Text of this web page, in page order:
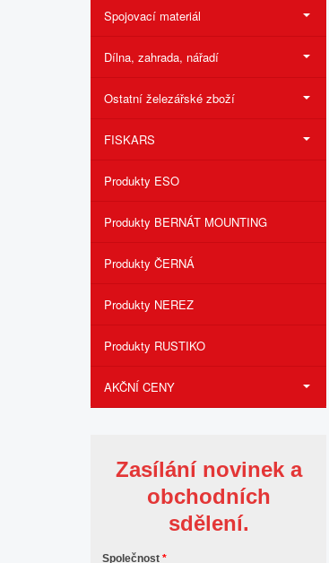
Spojovací materiál
Dílna, zahrada, nářadí
Ostatní železářské zboží
FISKARS
Produkty ESO
Produkty BERNÁT MOUNTING
Produkty ČERNÁ
Produkty NEREZ
Produkty RUSTIKO
AKČNÍ CENY
Zasílání novinek a
obchodních
sdělení.
Společnost